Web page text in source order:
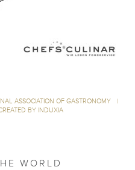
ASSOCIATION OF GASTRONOMY
|
BY INDUXIA
WORLD